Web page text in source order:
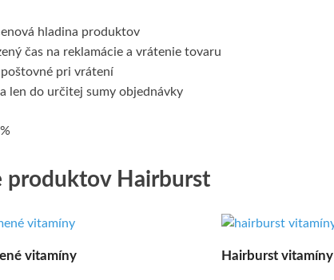
hladina produktov
čas na reklamácie a vrátenie tovaru
pri vrátení
len do určitej sumy objednávky
produktov Hairburst
vitamíny Hairburst vitamíny